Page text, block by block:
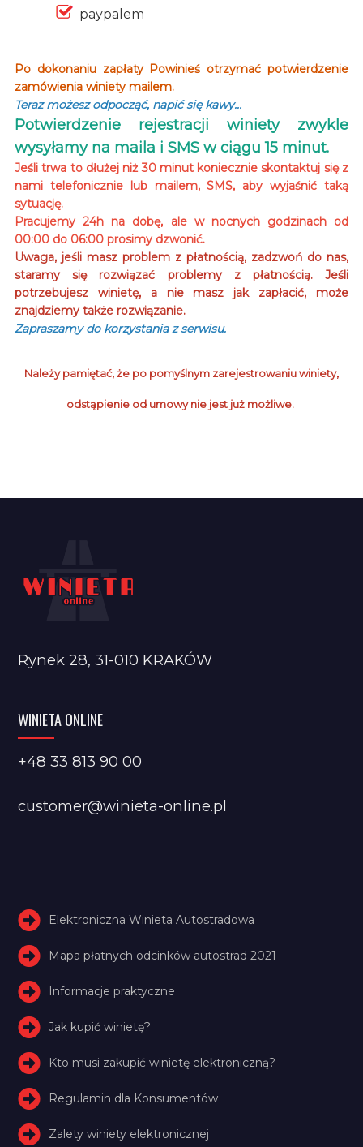
paypalem
Po dokonaniu zapłaty Powinieś otrzymać potwierdzenie
zamówienia winiety mailem.
Teraz możesz odpocząć, napić się kawy…
Potwierdzenie rejestracji winiety zwykle
wysyłamy na maila i SMS w ciągu 15 minut.
Jeśli trwa to dłużej niż 30 minut koniecznie skontaktuj się z
nami telefonicznie lub mailem, SMS, aby wyjaśnić taką
sytuację.
Pracujemy 24h na dobę, ale w nocnych godzinach od
00:00 do 06:00 prosimy dzwonić.
Uwaga, jeśli masz problem z płatnością, zadzwoń do nas,
staramy się rozwiązać problemy z płatnością. Jeśli
potrzebujesz winietę, a nie masz jak zapłacić, może
znajdziemy także rozwiązanie.
Zapraszamy do korzystania z serwisu.
Należy pamiętać, że po pomyślnym zarejestrowaniu winiety,
odstąpienie od umowy nie jest już możliwe.
Rynek 28, 31-010 KRAKÓW
WINIETA ONLINE
+48 33 813 90 00
customer@winieta-online.pl
Elektroniczna Winieta Autostradowa
Mapa płatnych odcinków autostrad 2021
Informacje praktyczne
Jak kupić winietę?
Kto musi zakupić winietę elektroniczną?
Regulamin dla Konsumentów
Zalety winiety elektronicznej